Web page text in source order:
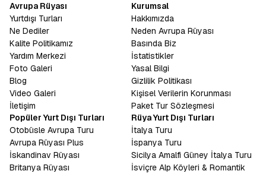
Avrupa Rüyası
Yurtdışı Turları
Ne Dediler
Kalite Politikamız
Yardım Merkezi
Foto Galeri
Blog
Video Galeri
İletişim
Kurumsal
Hakkımızda
Neden Avrupa Rüyası
Basında Biz
İstatistikler
Yasal Bilgi
Gizlilik Politikası
Kişisel Verilerin Korunması
Paket Tur Sözleşmesi
Popüler Yurt Dışı Turları
Otobüsle Avrupa Turu
Avrupa Rüyası Plus
İskandinav Rüyası
Britanya Rüyası
Rüya Yurt Dışı Turları
İtalya Turu
İspanya Turu
Sicilya Amalfi Güney İtalya Turu
İsviçre Alp Köyleri & Romantik